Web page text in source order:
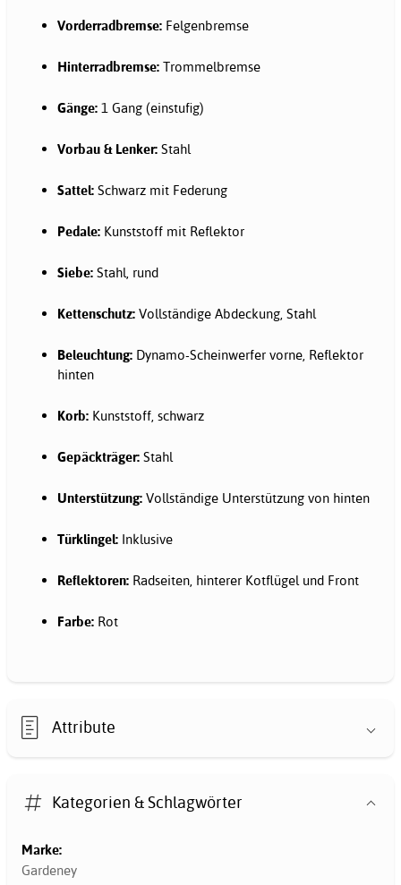
Vorderradbremse: Felgenbremse
Hinterradbremse: Trommelbremse
Gänge: 1 Gang (einstufig)
Vorbau & Lenker: Stahl
Sattel: Schwarz mit Federung
Pedale: Kunststoff mit Reflektor
Siebe: Stahl, rund
Kettenschutz: Vollständige Abdeckung, Stahl
Beleuchtung: Dynamo-Scheinwerfer vorne, Reflektor
hinten
Korb: Kunststoff, schwarz
Gepäckträger: Stahl
Unterstützung: Vollständige Unterstützung von hinten
Türklingel: Inklusive
Reflektoren: Radseiten, hinterer Kotflügel und Front
Farbe: Rot
Attribute
Kategorien & Schlagwörter
Marke:
Gardeney